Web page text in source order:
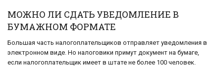
МОЖНО ЛИ СДАТЬ УВЕДОМЛЕНИЕ В
БУМАЖНОМ ФОРМАТЕ
Большая часть налогоплательщиков отправляет уведомления в
электронном виде. Но налоговики примут документ на бумаге,
если налогоплательщик имеет в штате не более 100 человек.